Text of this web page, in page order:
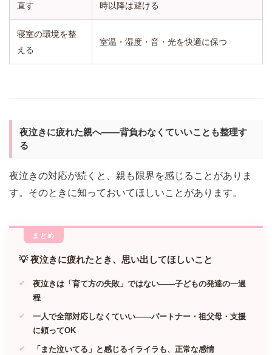
直す
時以降は避ける
寝室の環境を整
える
室温・湿度・音・光を快適に保つ
夜泣きに疲れた親へ——背負わなくていいことも整理す
る
夜泣きの対応が続くと、親も限界を感じることがありま
す。そのときに知っておいてほしいことがあります。
💡 夜泣きに疲れたとき、思い出してほしいこと
夜泣きは「育て方の失敗」ではない——子どもの発達の一過
程
一人で全部対応しなくていい——パートナー・祖父母・支援
に頼ってOK
「また泣いてる」と感じるイライラも、正常な感情